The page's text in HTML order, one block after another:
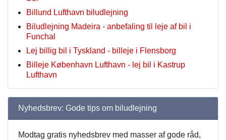
Billund Lufthavn biludlejning
Biludlejning Madeira - anbefaling til leje af bil i
Funchal
Lej billig bil i Tyskland - billeje i Flensborg
Billeje København Lufthavn - lej bil i Kastrup
Lufthavn
Nyhedsbrev: Gode tips om biludlejning
Modtag gratis nyhedsbrev med masser af gode råd,